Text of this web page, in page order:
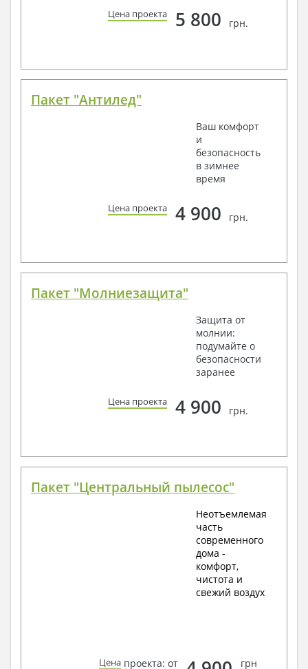
Цена проекта 5 800 грн.
Пакет "Антилед"
Ваш комфорт
и
безопасность
в зимнее
время
Цена проекта 4 900 грн.
Пакет "Молниезащита"
Защита от
молнии:
подумайте о
безопасности
заранее
Цена проекта 4 900 грн.
Пакет "Центральный пылесос"
Неотъемлемая
часть
современного
дома -
комфорт,
чистота и
свежий воздух
Цена проекта: от грн